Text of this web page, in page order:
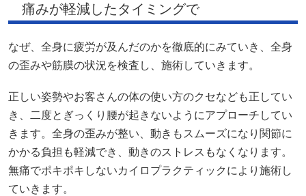
痛みが軽減したタイミングで
なぜ、全身に疲労が及んだのかを徹底的にみていき、全身
の歪みや筋膜の状況を検査し、施術していきます。
正しい姿勢やお客さんの体の使い方のクセなども正してい
き、二度とぎっくり腰が起きないようにアプローチしてい
きます。全身の歪みが整い、動きもスムーズになり関節に
かかる負担も軽減でき、動きのストレスもなくなります。
無痛でポキポキしないカイロプラクティックにより施術し
ていきます。